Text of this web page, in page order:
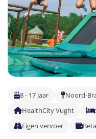
Vind jouw perfecte
Beantwoord een paar
8 - 17 jaar
Noord-
HealthCity Vught
Eigen vervoer